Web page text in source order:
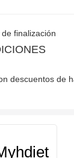
finalización
descuentos de